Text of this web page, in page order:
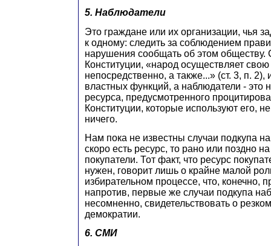
5. Наблюдатели
Это граждане или их организации, чья
к одному: следить за соблюдением
нарушения сообщать об этом обществу.
Конституции, «народ осуществляет свою
непосредственно, а также...» (ст. 3, п. 2),
властных функций, а наблюдатели - это
ресурса, предусмотренного
Конституции, которые используют его,
ничего.
Нам пока не известны случаи подкупа
скоро есть ресурс, то рано или поздно
покупатели. Тот факт, что ресурс
нужен, говорит лишь о крайне малой
избирательном процессе, что, конечно,
напротив, первые же случаи подкупа
несомненно, свидетельствовать о
демократии.
6. СМИ